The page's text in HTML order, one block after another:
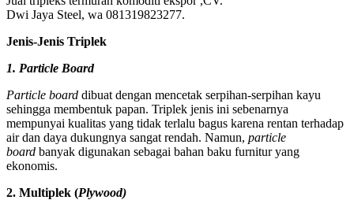
Dwi Jaya Steel, wa 081319823277.
Jenis-Jenis Triplek
1. Particle Board
Particle board dibuat dengan mencetak serpihan-serpihan kayu
sehingga membentuk papan. Triplek jenis ini sebenarnya
mempunyai kualitas yang tidak terlalu bagus karena rentan terhadap
air dan daya dukungnya sangat rendah. Namun, particle
board banyak digunakan sebagai bahan baku furnitur yang
ekonomis.
2. Multiplek (Plywood)